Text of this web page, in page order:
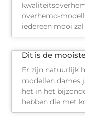
overhemd-
iedereen mooi
Dit is de
Er zijn natuurlijk
modellen dames
het in het
hebben die met